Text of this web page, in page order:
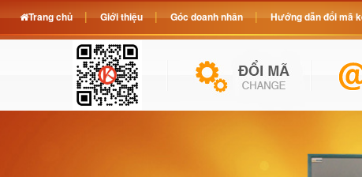
Trang chủ Giới thiệu Góc doanh nhân Hướng dẫn đổi mã